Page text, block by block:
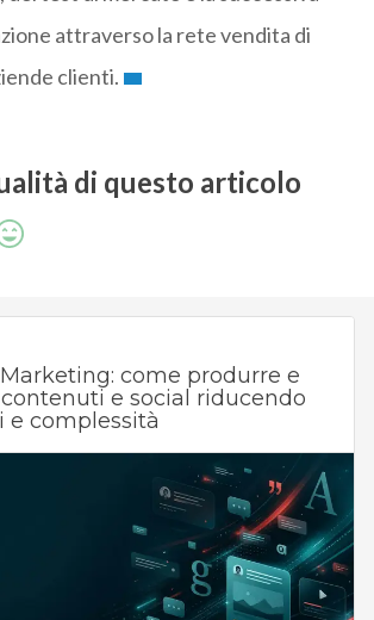
attraverso la rete vendita di
clienti.
di questo articolo
come produrre e
e social riducendo
e complessità